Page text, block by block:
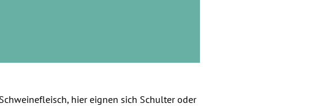
hier eignen sich Schulter oder